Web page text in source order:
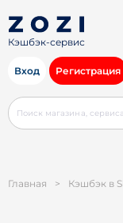
Кэшбэк-сервис
Вход Регистрация
Главная > Кэшбэк в